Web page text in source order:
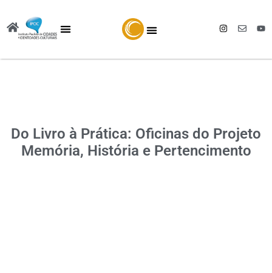
Do Livro à Prática: Oficinas do Projeto
Memória, História e Pertencimento